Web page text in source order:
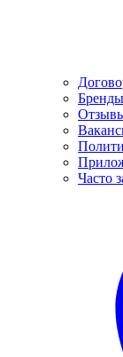
Бренды
Часто